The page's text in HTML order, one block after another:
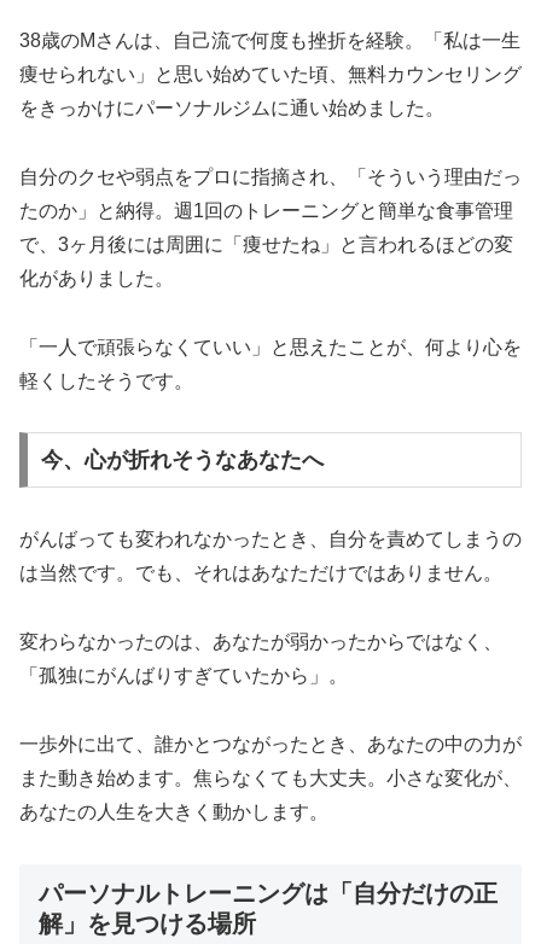
38歳のMさんは、自己流で何度も挫折を経験。「私は一生
痩せられない」と思い始めていた頃、無料カウンセリング
をきっかけにパーソナルジムに通い始めました。
自分のクセや弱点をプロに指摘され、「そういう理由だっ
たのか」と納得。週1回のトレーニングと簡単な食事管理
で、3ヶ月後には周囲に「痩せたね」と言われるほどの変
化がありました。
「一人で頑張らなくていい」と思えたことが、何より心を
軽くしたそうです。
今、心が折れそうなあなたへ
がんばっても変われなかったとき、自分を責めてしまうの
は当然です。でも、それはあなただけではありません。
変わらなかったのは、あなたが弱かったからではなく、
「孤独にがんばりすぎていたから」。
一歩外に出て、誰かとつながったとき、あなたの中の力が
また動き始めます。焦らなくても大丈夫。小さな変化が、
あなたの人生を大きく動かします。
パーソナルトレーニングは「自分だけの正
解」を見つける場所